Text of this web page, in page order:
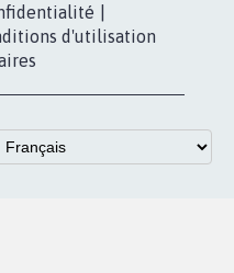
d'utilisation